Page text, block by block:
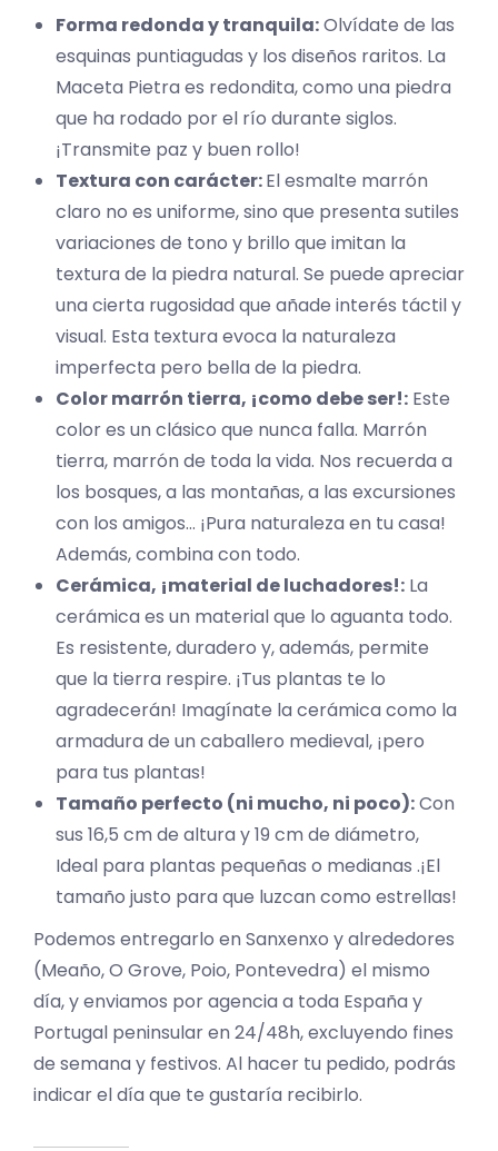
Forma redonda y tranquila:Olvídate de las
esquinas puntiagudas y los diseños raritos. La
Maceta Pietra es redondita, como una piedra
que ha rodado por el río durante siglos.
¡Transmite paz y buen rollo!
Textura con carácter:El esmalte marrón
claro no es uniforme, sino que presenta sutiles
variaciones de tono y brillo que imitan la
textura de la piedra natural. Se puede apreciar
una cierta rugosidad que añade interés táctil y
visual. Esta textura evoca la naturaleza
imperfecta pero bella de la piedra.
Color marrón tierra, ¡como debe ser!: Este
color es un clásico que nunca falla. Marrón
tierra, marrón de toda la vida. Nos recuerda a
los bosques, a las montañas, a las excursiones
con los amigos… ¡Pura naturaleza en tu casa!
Además, combina con todo.
Cerámica, ¡material de luchadores!: La
cerámica es un material que lo aguanta todo.
Es resistente, duradero y, además, permite
que la tierra respire. ¡Tus plantas te lo
agradecerán! Imagínate la cerámica como la
armadura de un caballero medieval, ¡pero
para tus plantas!
Tamaño perfecto (ni mucho, ni poco):Con
sus 16,5 cm de altura y 19 cm de diámetro,
Ideal para plantas pequeñas o medianas .¡El
tamaño justo para que luzcan como estrellas!
Podemos entregarlo en Sanxenxo y alrededores
(Meaño, O Grove, Poio, Pontevedra) el mismo
día, y enviamos por agencia a toda España y
Portugal peninsular en 24/48h, excluyendo fines
de semana y festivos. Al hacer tu pedido, podrás
indicar el día que te gustaría recibirlo.